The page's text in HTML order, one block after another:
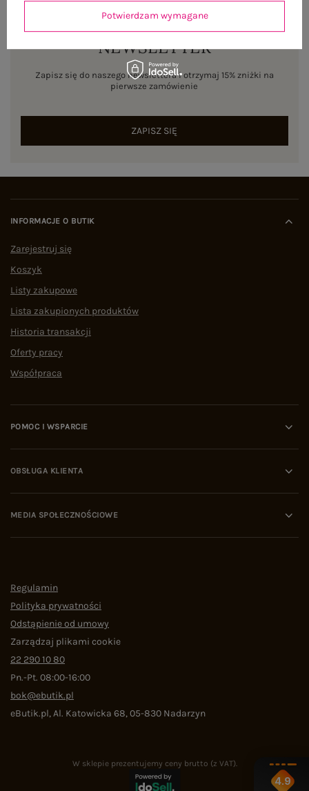
NEWSLETTER
Zapisz się do naszego newslettera i otrzymaj 15% zniżki na
pierwsze zamówienie
ZAPISZ SIĘ
INFORMACJE O BUTIK
Zarejestruj się
Koszyk
Listy zakupowe
Lista zakupionych produktów
Historia transakcji
Oferty pracy
Współpraca
POMOC I WSPARCIE
OBSŁUGA KLIENTA
MEDIA SPOŁECZNOŚCIOWE
Regulamin
Polityka prywatności
Odstąpienie od umowy
Zarządzaj plikami cookie
22 290 10 80
Pn.-Pt. 08:00-16:00
bok@ebutik.pl
eButik.pl,Al. Katowicka 68,05-830 Nadarzyn
W sklepie prezentujemy ceny brutto (z VAT).
4.9
Potwierdzam wymagane